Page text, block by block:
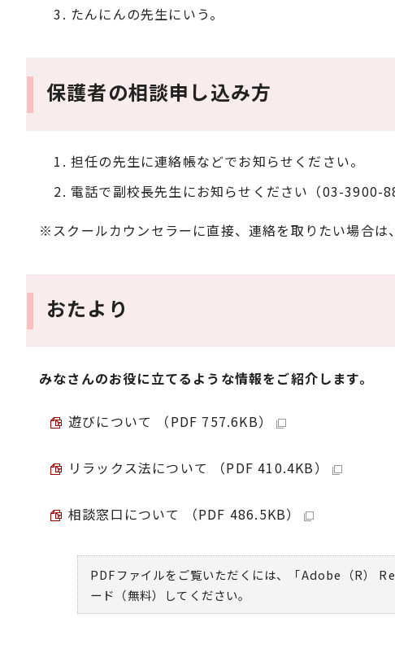
たんにんの先生にいう。
保護者の相談申し込み方
担任の先生に連絡帳などでお知らせください。
電話で副校長先生にお知らせください（03-3900-
※スクールカウンセラーに直接、連絡を取りたい場合
おたより
みなさんのお役に立てるような情報をご紹介します。
遊びについて （PDF 757.6KB）
リラックス法について （PDF 410.4KB）
相談窓口について （PDF 486.5KB）
PDFファイルをご覧いただくには、「Adobe（R）
ード（無料）してください。